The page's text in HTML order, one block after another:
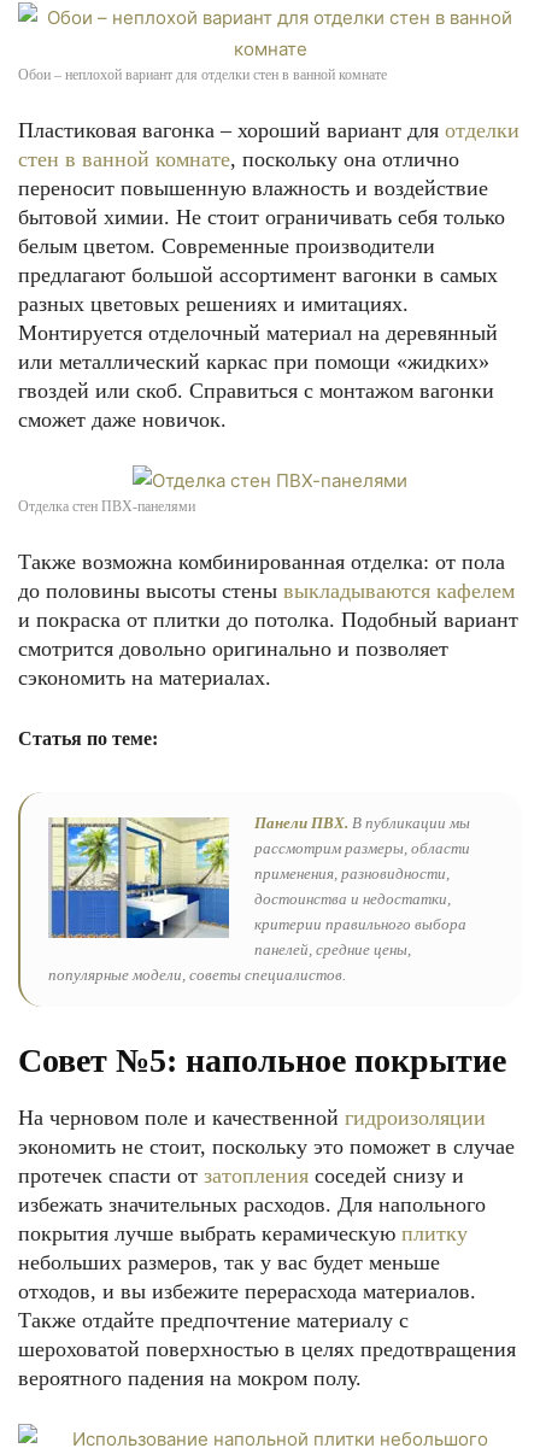
Обои – неплохой вариант для отделки стен в ванной комнате
Пластиковая вагонка – хороший вариант для отделки
стен в ванной комнате, поскольку она отлично
переносит повышенную влажность и воздействие
бытовой химии. Не стоит ограничивать себя только
белым цветом. Современные производители
предлагают большой ассортимент вагонки в самых
разных цветовых решениях и имитациях.
Монтируется отделочный материал на деревянный
или металлический каркас при помощи «жидких»
гвоздей или скоб. Справиться с монтажом вагонки
сможет даже новичок.
Отделка стен ПВХ-панелями
Также возможна комбинированная отделка: от пола
до половины высоты стены выкладываются кафелем
и покраска от плитки до потолка. Подобный вариант
смотрится довольно оригинально и позволяет
сэкономить на материалах.
Статья по теме:
Панели ПВХ. В публикации мы
рассмотрим размеры, области
применения, разновидности,
достоинства и недостатки,
критерии правильного выбора
панелей, средние цены,
популярные модели, советы специалистов.
Совет №5: напольное покрытие
На черновом поле и качественной гидроизоляции
экономить не стоит, поскольку это поможет в случае
протечек спасти от затопления соседей снизу и
избежать значительных расходов. Для напольного
покрытия лучше выбрать керамическую плитку
небольших размеров, так у вас будет меньше
отходов, и вы избежите перерасхода материалов.
Также отдайте предпочтение материалу с
шероховатой поверхностью в целях предотвращения
вероятного падения на мокром полу.